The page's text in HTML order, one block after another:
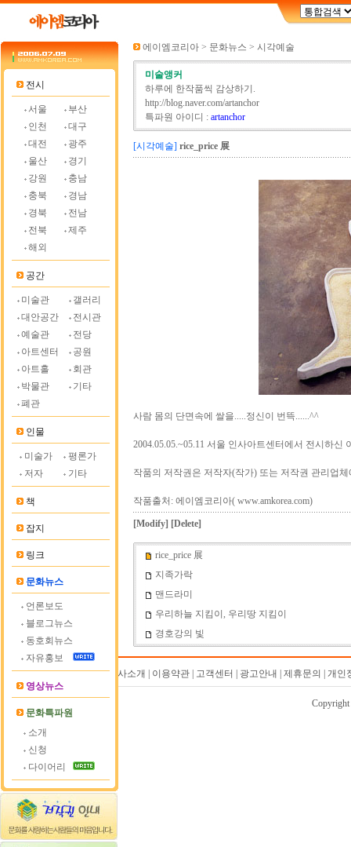
전시
서울
부산
인천
대구
대전
광주
울산
경기
강원
충남
충북
경남
경북
전남
전북
제주
해외
공간
미술관
갤러리
대안공간
전시관
예술관
전당
아트센터
공원
아트홀
회관
박물관
기타
폐관
인물
미술가
평론가
저자
기타
책
잡지
링크
문화뉴스
언론보도
블로그뉴스
동호회뉴스
자유홍보
영상뉴스
문화특파원
소개
신청
다이어리
에이엠코리아 > 문화뉴스 > 시각예술
미술앵커
하루에 한작품씩 감상하기.
http://blog.naver.com/artanchor
특파원 아이디 :artanchor
[시각예술] rice_price 展
사람 몸의 단면속에 쌀을.....정신이 번뜩......^^
2004.05.05.~05.11 서울 인사아트센터에서 전시하신
작품의 저작권은 저작자(작가) 또는 저작권 관리업
작품출처: 에이엠코리아( www.amkorea.com)
[Modify] [Delete]
rice_price 展
지족가락
맨드라미
우리하늘 지킴이, 우리땅 지킴이
경호강의 빛
회사소개 | 이용약관 | 고객센터 | 광고안내 | 제휴문의 | 개
Copyright